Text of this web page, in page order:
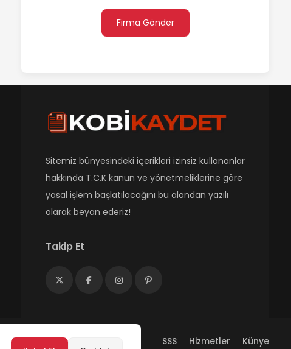
Firma Gönder
Sitemiz bünyesindeki içerikleri izinsiz kullananlar
hakkında T.C.K kanun ve yönetmeliklerine göre
yasal işlem başlatılacağını bu alandan yazılı
olarak beyan ederiz!
Takip Et
SSS Hizmetler Künye